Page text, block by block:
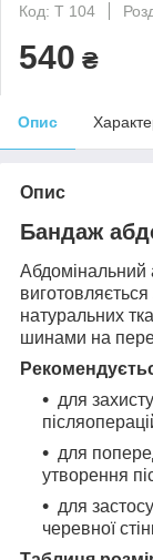
Код: T 104
540 ₴
Опис
Опис
Бандаж
виготовляється
натуральних
шинами на
для
для
утворення
для
черевної